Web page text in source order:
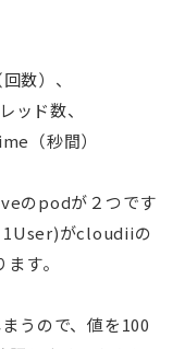
数）、
ド数、
（秒間）
のpodが２つです
1User)がcloudiiの
す。
うので、値を100